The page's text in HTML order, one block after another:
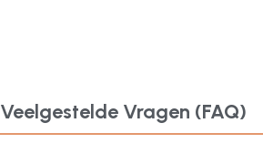
Veelgestelde Vragen (FAQ)